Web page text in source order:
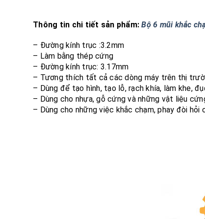
Thông tin chi tiết sản phẩm:Bộ 6 mũi khắc
– Đường kính trục :3.2mm
– Làm bằng thép cứng
– Đường kính trục: 3.17mm
– Tương thích tất cả các dòng máy trên thị
– Dùng để tạo hình, tạo lỗ, rạch khía, làm khe,
– Dùng cho nhựa, gỗ cứng và những vật liệu
– Dùng cho những việc khắc chạm, phay đòi